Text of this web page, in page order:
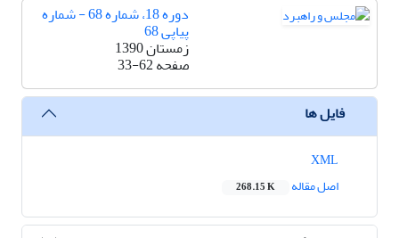
دوره 18، شماره 68 - شماره
پیاپی 68
زمستان 1390
صفحه33-62
فایل ها
اصل مقاله
268.15 K